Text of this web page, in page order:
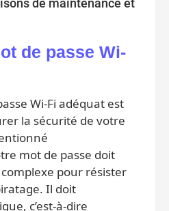
de maintenance et
de passe Wi-
Wi-Fi adéquat est
la sécurité de votre
mot de passe doit
pour résister
Il doit
c’est-à-dire